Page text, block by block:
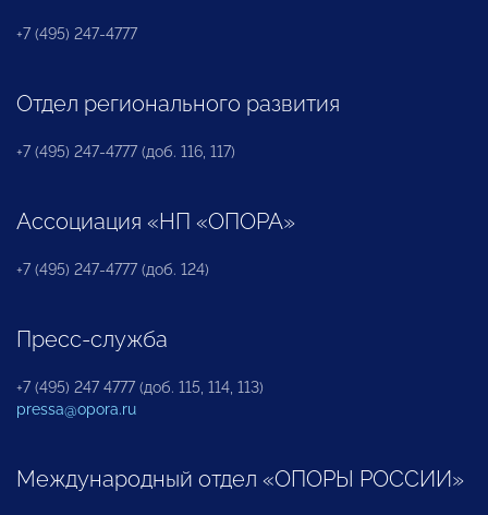
+7 (495) 247-4777
Отдел регионального развития
+7 (495) 247-4777 (доб. 116, 117)
Ассоциация «НП «ОПОРА»
+7 (495) 247-4777 (доб. 124)
Пресс-служба
+7 (495) 247 4777 (доб. 115, 114, 113)
pressa@opora.ru
Международный отдел «ОПОРЫ РОССИИ»